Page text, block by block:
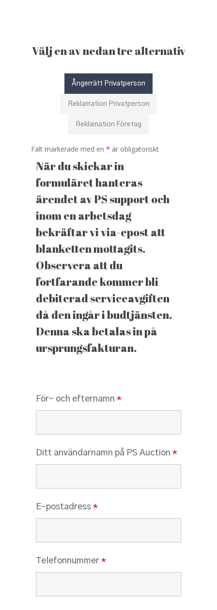
Välj en av nedan tre alternativ
Ångerrätt Privatperson
Reklamation Privatperson
Reklamation Företag
Fält markerade med en* är obligatoriskt
När du skickar in
formuläret hanteras
ärendet av PS support och
inom en arbetsdag
bekräftar vi via-epost att
blanketten mottagits.
Observera att du
fortfarande kommer bli
debiterad serviceavgiften
då den ingår i budtjänsten.
Denna ska betalas in på
ursprungsfakturan.
För- och efternamn*
Ditt användarnamn på PS Auction*
E-postadress*
Telefonnummer*